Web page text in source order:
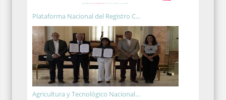
Plataforma Nacional del Registro C...
Agricultura y Tecnológico Nacional...